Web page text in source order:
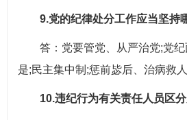
9.党的纪律处分工作应当坚持
答：党要管党、从严治党;党纪
是;民主集中制;惩前毖后、治病救人
10.违纪行为有关责任人员区